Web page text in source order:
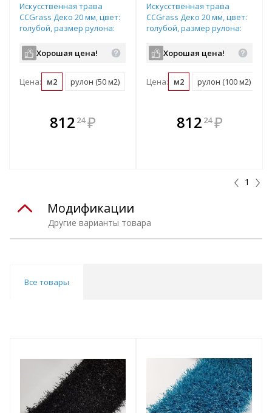
Искусственная трава
CCGrass Деко 20 мм, цвет:
голубой, размер рулона:
Хорошая цена!
Цена: м2 рулон (50 м2)
812 24 ₽
В комплекте
всегда выгоднее!
Искусственная трава
CCGrass Деко 20 мм, цвет:
голубой, размер рулона:
Хорошая цена!
Цена: м2 рулон (100 м2)
В комплекте
всегда выгоднее!
812 24 ₽
1
Другие варианты товара
Модификации
Все товары